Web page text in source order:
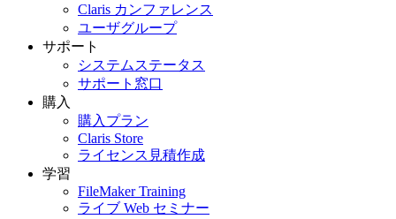
Claris カンファレンス
ユーザグループ
サポート
システムステータス
サポート窓口
購入
購入プラン
Claris Store
ライセンス見積作成
学習
FileMaker Training
ライブ Web セミナー